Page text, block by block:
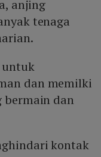
anjing
tenaga
untuk
dan memilki
dan
kontak